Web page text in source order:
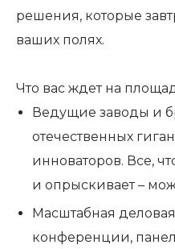
решения, которые
ваших полях.
Что вас ждет на
Ведущие заводы и
отечественных
инноваторов. Все,
и опрыскивает –
Масштабная
конференции,